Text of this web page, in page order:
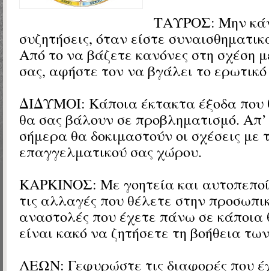
ΤΑΥΡΟΣ: Μην
συζητήσεις, όταν είστε
Από το να βάζετε κανόνες στη σχέση
σας, αφήστε τον να βγάλει το
ΔΙΔΥΜΟΙ: Κάποια έκτακτα έξοδα
θα σας βάλουν σε προβληματισμό. Απ’
σήμερα θα δοκιμαστούν οι σχέσεις με
επαγγελματικού σας χώρου.
ΚΑΡΚΙΝΟΣ: Με γοητεία και
τις αλλαγές που θέλετε στην
αναστολές που έχετε πάνω σε κάποια
είναι κακό να ζητήσετε τη βοήθεια
ΛΕΩΝ: Γεφυρώστε τις διαφορές που